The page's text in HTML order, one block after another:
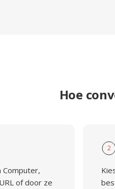
Hoe
Computer,
of door ze
2